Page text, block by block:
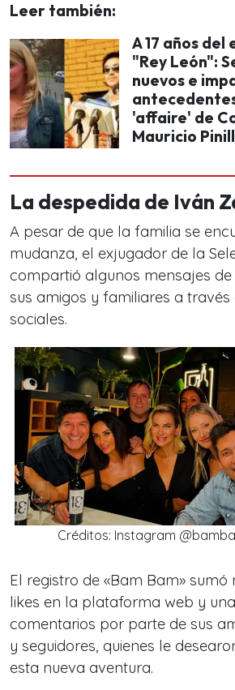
Leer también:
A 17 años del
"Rey León":
nuevos e
'affaire' de
Mauricio
La despedida de Iván
A pesar de que la familia se
mudanza, el exjugador de la
compartió algunos mensajes
sus amigos y familiares a través
sociales.
Créditos: Instagram
El registro de «Bam Bam» sumó
likes en la plataforma web y
comentarios por parte de sus
y seguidores, quienes le
esta nueva aventura.